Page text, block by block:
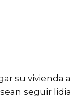
su vivienda
seguir